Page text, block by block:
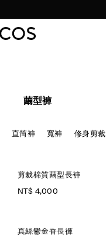
繭型褲
直筒褲 寬褲 修身剪裁
剪裁棉質繭型長褲
NT$ 4,000
真絲鬱金香長褲